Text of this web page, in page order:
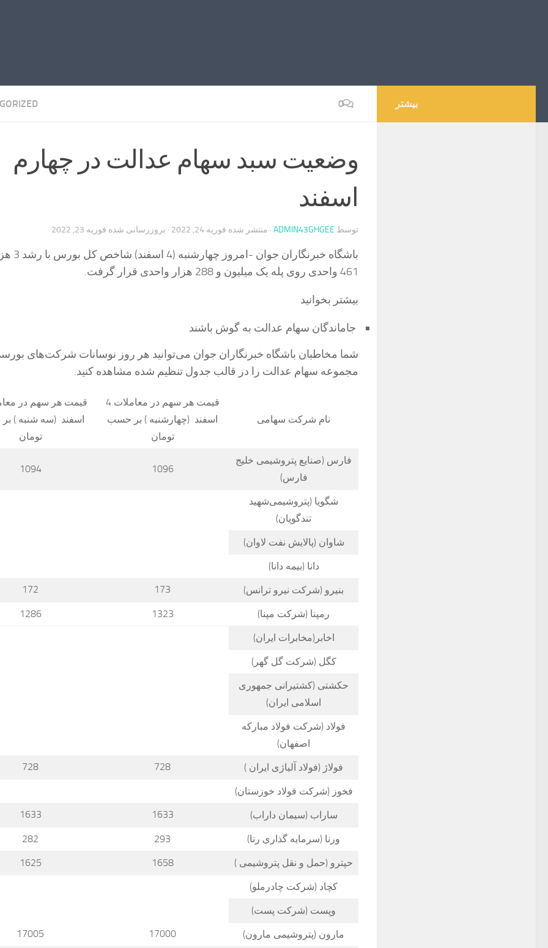
0
وضعیت سبد سهام عدالت در چهارم
اسفند
توسط ADMIN43GHGEE · منتشر شده فوریه 24, 2022 · بروزرسانی شده فوریه 23, 2022
باشگاه خبرنگاران
461 واحدی روی پله یک میلیون و 288 هزار واحدی قرار گرفت.
بیشتر بخوانید
جاماندگان سهام عدالت به گوش باشند
شما مخاطبان باشگاه خبرنگاران جوان می‌توانید هر روز نوسانات شرکت‌های
مجموعه سهام عدالت را در قالب جدول تنظیم شده مشاهده کنید.
نام شرکت سهامی
قیمت هر سهم در معاملات 4
اسفند (چهارشنبه ) بر حسب
تومان
اسفند (سه شنبه )
تومان
فارس (صنایع‌ پتروشیمی خلیج
فارس)
1096
1094
شگویا (پتروشیمی‌شهید
تندگویان)
شاوان (پالایش نفت لاوان)
دانا (بیمه دانا)
بنیرو (شرکت نیرو ترانس) 173
172
رمپنا (شرکت مپنا) 1323
1286
اخابر(مخابرات ایران)
کگل (شرکت گل گهر)
حکشتی‌ (کشتیرانی جمهوری
اسلامی ایران)
فولاد (شرکت فولاد مبارکه
اصفهان)
فولاژ (فولاد آلیاژی ایران ) 728
728
فخوز (شرکت فولاد خوزستان)
ساراب (سیمان داراب) 1633
1633
ورنا (سرمایه گذاری رنا) 293
282
حپترو (حمل و نقل پتروشیمی ) 1658
1625
کچاد (شرکت چادرملو)
وپست (شرکت پست)
مارون (پتروشیمی مارون) 17000
17005
بیشتر